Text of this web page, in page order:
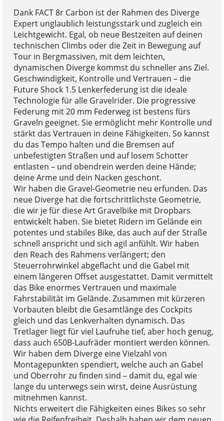
Dank FACT 8r Carbon ist der Rahmen des Diverge
Expert unglaublich leistungsstark und zugleich ein
Leichtgewicht. Egal, ob neue Bestzeiten auf deinen
technischen Climbs oder die Zeit in Bewegung auf
Tour in Bergmassiven, mit dem leichten,
dynamischen Diverge kommst du schneller ans Ziel.
Geschwindigkeit, Kontrolle und Vertrauen – die
Future Shock 1.5 Lenkerfederung ist die ideale
Technologie für alle Gravelrider. Die progressive
Federung mit 20 mm Federweg ist bestens fürs
Graveln geeignet. Sie ermöglicht mehr Kontrolle und
stärkt das Vertrauen in deine Fähigkeiten. So kannst
du das Tempo halten und die Bremsen auf
unbefestigten Straßen und auf losem Schotter
entlasten – und obendrein werden deine Hände;
deine Arme und dein Nacken geschont.
Wir haben die Gravel-Geometrie neu erfunden. Das
neue Diverge hat die fortschrittlichste Geometrie,
die wir je für diese Art Gravelbike mit Dropbars
entwickelt haben. Sie bietet Ridern im Gelände ein
potentes und stabiles Bike, das auch auf der Straße
schnell anspricht und sich agil anfühlt. Wir haben
den Reach des Rahmens verlängert; den
Steuerrohrwinkel abgeflacht und die Gabel mit
einem längeren Offset ausgestattet. Damit vermittelt
das Bike enormes Vertrauen und maximale
Fahrstabilität im Gelände. Zusammen mit kürzeren
Vorbauten bleibt die Gesamtlänge des Cockpits
gleich und das Lenkverhalten dynamisch. Das
Tretlager liegt für viel Laufruhe tief, aber hoch genug,
dass auch 650B-Laufräder montiert werden können.
Wir haben dem Diverge eine Vielzahl von
Montagepunkten spendiert, welche auch an Gabel
und Oberrohr zu finden sind – damit du, egal wie
lange du unterwegs sein wirst, deine Ausrüstung
mitnehmen kannst.
Nichts erweitert die Fähigkeiten eines Bikes so sehr